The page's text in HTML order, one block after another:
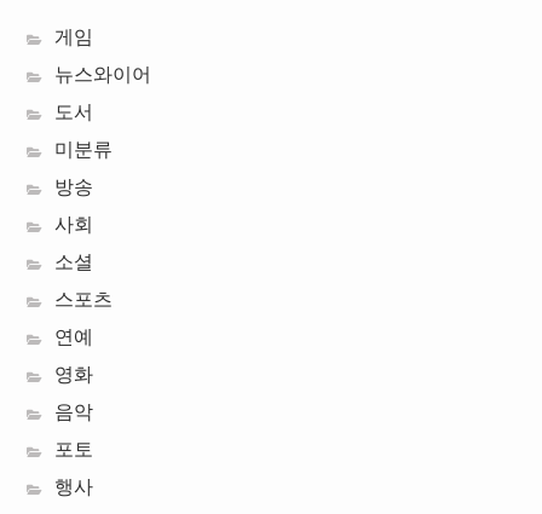
게임
뉴스와이어
도서
미분류
방송
사회
소셜
스포츠
연예
영화
음악
포토
행사